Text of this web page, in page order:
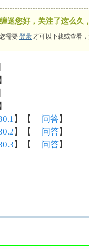
缠迷您好，关注了这么久
您需要 登录 才可以下载或查看
】
】
】【 问答】
】【 问答】
】【 问答】